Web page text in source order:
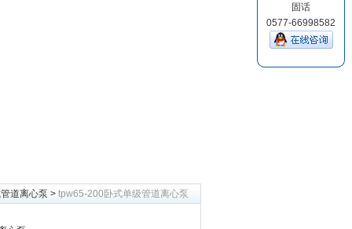
道离心泵 > tpw65-200卧式单级管道离心泵
固话
0577-66998582